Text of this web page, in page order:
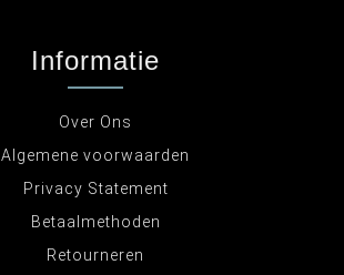
Informatie
Over Ons
Algemene voorwaarden
Privacy Statement
Betaalmethoden
Retourneren